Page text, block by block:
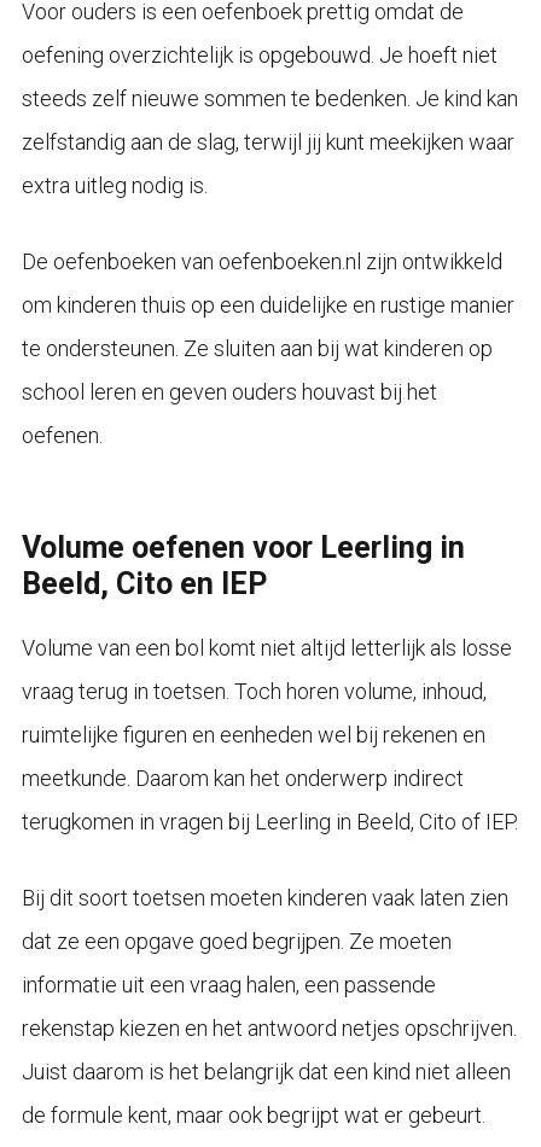
Voor ouders is een oefenboek prettig omdat de
oefening overzichtelijk is opgebouwd. Je hoeft niet
steeds zelf nieuwe sommen te bedenken. Je kind kan
zelfstandig aan de slag, terwijl jij kunt meekijken waar
extra uitleg nodig is.
De oefenboeken van oefenboeken.nl zijn ontwikkeld
om kinderen thuis op een duidelijke en rustige manier
te ondersteunen. Ze sluiten aan bij wat kinderen op
school leren en geven ouders houvast bij het
oefenen.
Volume oefenen voor Leerling in
Beeld, Cito en IEP
Volume van een bol komt niet altijd letterlijk als losse
vraag terug in toetsen. Toch horen volume, inhoud,
ruimtelijke figuren en eenheden wel bij rekenen en
meetkunde. Daarom kan het onderwerp indirect
terugkomen in vragen bij Leerling in Beeld, Cito of IEP.
Bij dit soort toetsen moeten kinderen vaak laten zien
dat ze een opgave goed begrijpen. Ze moeten
informatie uit een vraag halen, een passende
rekenstap kiezen en het antwoord netjes opschrijven.
Juist daarom is het belangrijk dat een kind niet alleen
de formule kent, maar ook begrijpt wat er gebeurt.